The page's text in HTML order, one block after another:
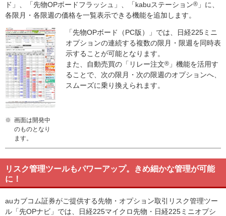
ド」、「先物OPボードフラッシュ」、「kabuステーション® 」に、
各限月・各限週の価格を一覧表示できる機能を追加します。
「先物OPボード（PC版）」では、日経225ミニ
オプションの連続する複数の限月・限週を同時表
示することが可能となります。
また、自動売買の「リレー注文® 」機能を活用す
ることで、次の限月・次の限週のオプションへ、
スムーズに乗り換えられます。
※ 画面は開発中
のものとなり
ます。
リスク管理ツールもパワーアップ。きめ細かな管理が可能
に！
auカブコム証券がご提供する先物・オプション取引リスク管理ツー
ル「先OPナビ」では、日経225マイクロ先物・日経225ミニオプシ